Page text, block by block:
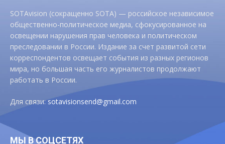
SOTAvision (сокращенно SOTA) — российское независимое
общественно-политическое медиа, сфокусированное на
освещении нарушения прав человека и политическом
преследовании в России. Издание за счет развитой сети
корреспондентов освещает события из разных регионов
мира, но большая часть его журналистов продолжают
работать в России.
Для связи:sotavisionsend@gmail.com
МЫ В СОЦСЕТЯХ